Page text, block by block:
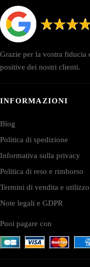
Grazie per la vostra fiducia
positive dei nostri clienti.
INFORMAZIONI
Blog
Politica di spedizione
Informativa sulla privacy
Politica di reso e rimborso
Termini di vendita e utilizzo
Note legali e GDPR
Puoi pagare con